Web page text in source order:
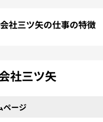
社三ツ矢の仕事の特徴
社三ツ矢
ページ